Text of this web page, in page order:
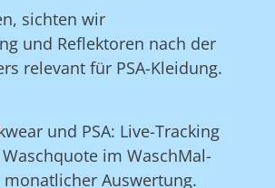
sichten wir
und Reflektoren nach der
relevant für PSA-Kleidung.
und PSA: Live-Tracking
im WaschMal-
Auswertung.